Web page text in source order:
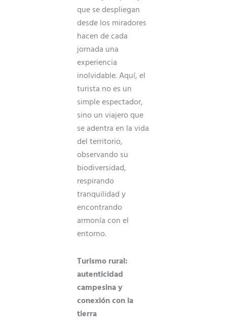
que se despliegan
desde los miradores
hacen de cada
jornada una
experiencia
inolvidable. Aquí, el
turista no es un
simple espectador,
sino un viajero que
se adentra en la vida
del territorio,
observando su
biodiversidad,
respirando
tranquilidad y
encontrando
armonía con el
entorno.
Turismo rural:
autenticidad
campesina y
conexión con la
tierra